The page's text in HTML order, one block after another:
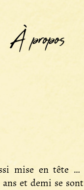
À propos
mise en tête de
et demi se sont